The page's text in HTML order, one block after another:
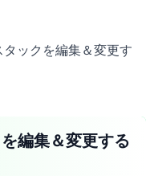
ックを編集＆変更す
編集＆変更する